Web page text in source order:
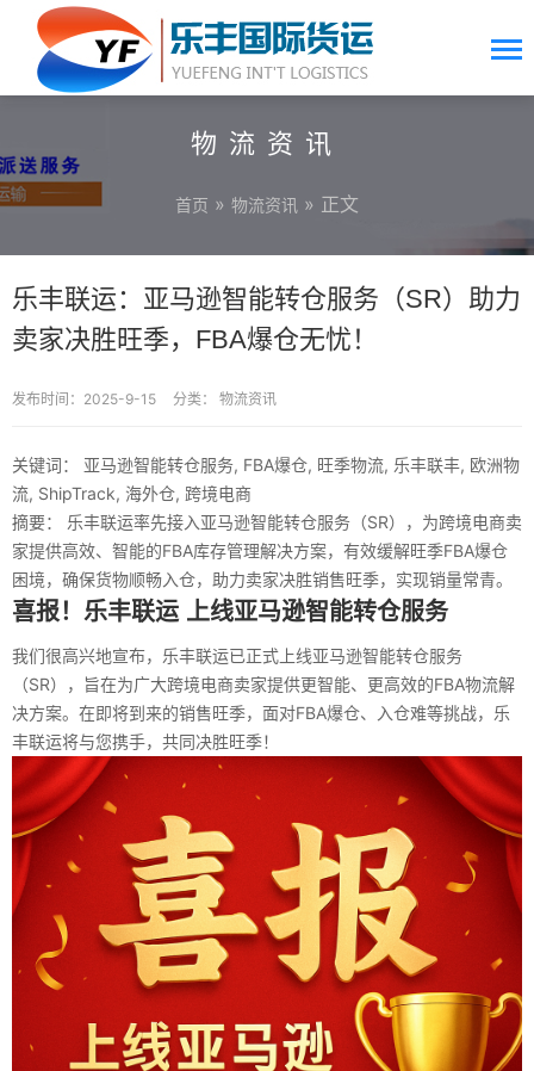
物流资讯
首页 » 物流资讯 » 正文
乐丰联运：亚马逊智能转仓服务（SR）助力
卖家决胜旺季，FBA爆仓无忧！
发布时间：2025-9-15 分类： 物流资讯
关键词：
亚马逊智能转仓服务, FBA爆仓, 旺季物流, 乐丰联丰, 欧洲物
流, ShipTrack, 海外仓, 跨境电商
摘要：
乐丰联运率先接入亚马逊智能转仓服务（SR），为跨境电商卖
家提供高效、智能的FBA库存管理解决方案，有效缓解旺季FBA爆仓
困境，确保货物顺畅入仓，助力卖家决胜销售旺季，实现销量常青。
喜报！乐丰联运 上线亚马逊智能转仓服务
我们很高兴地宣布，乐丰联运已正式上线亚马逊智能转仓服务
（SR），旨在为广大跨境电商卖家提供更智能、更高效的FBA物流解
决方案。在即将到来的销售旺季，面对FBA爆仓、入仓难等挑战，乐
丰联运将与您携手，共同决胜旺季！